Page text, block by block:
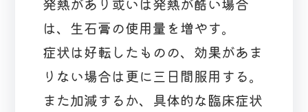
は、生石膏の使用量を増やす。
症状は好転したものの、効果があま
りない場合は更に三日間服用する。
また加減するか、具体的な臨床症状